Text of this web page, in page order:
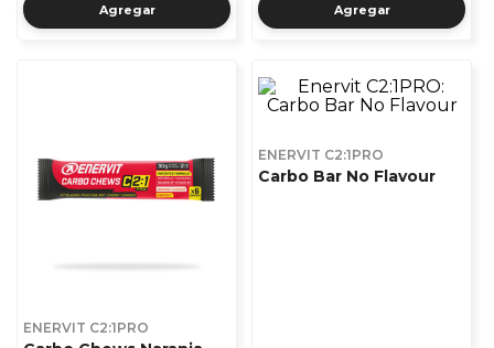
Agregar Agregar
ENERVIT C2:1PRO
ENERVIT C2:1PRO
Carbo Bar No Flavour